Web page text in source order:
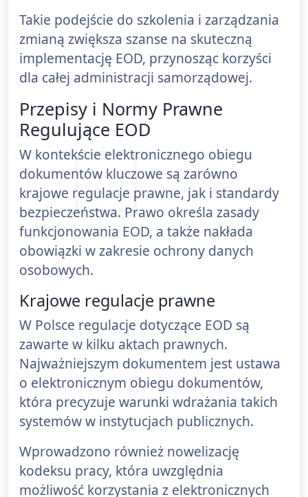
Takie podejście do szkolenia i zarządzania
zmianą zwiększa szanse na skuteczną
implementację EOD, przynosząc korzyści
dla całej administracji samorządowej.
Przepisy i Normy Prawne
Regulujące EOD
W kontekście elektronicznego obiegu
dokumentów kluczowe są zarówno
krajowe regulacje prawne, jak i standardy
bezpieczeństwa. Prawo określa zasady
funkcjonowania EOD, a także nakłada
obowiązki w zakresie ochrony danych
osobowych.
Krajowe regulacje prawne
W Polsce regulacje dotyczące EOD są
zawarte w kilku aktach prawnych.
Najważniejszym dokumentem jest ustawa
o elektronicznym obiegu dokumentów,
która precyzuje warunki wdrażania takich
systemów w instytucjach publicznych.
Wprowadzono również nowelizację
kodeksu pracy, która uwzględnia
możliwość korzystania z elektronicznych